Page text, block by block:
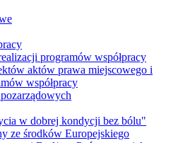
programów współpracy
aktów prawa miejscowego i
współpracy
w dobrej kondycji bez bólu"
ze środków Europejskiego